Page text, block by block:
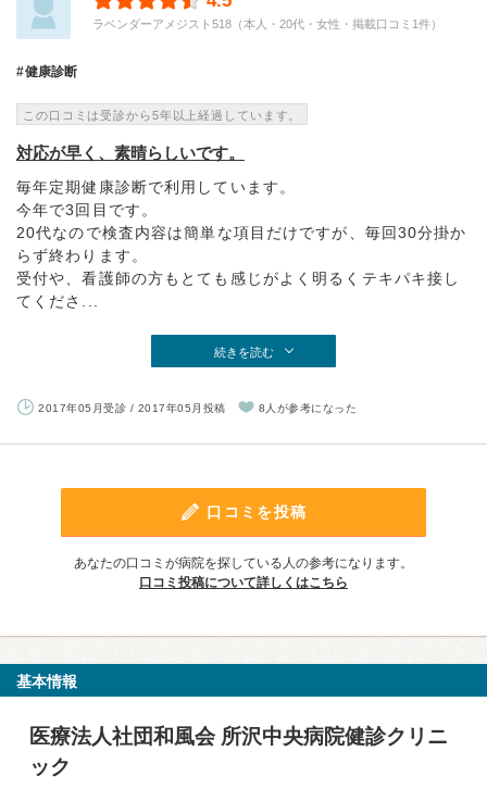
ラベンダーアメジスト518（本人・20代・女性・掲載口コミ1件）
健康診断
この口コミは受診から5年以上経過しています。
対応が早く、素晴らしいです。
毎年定期健康診断で利用しています。
今年で3回目です。
20代なので検査内容は簡単な項目だけですが、毎回30分掛か
らず終わります。
受付や、看護師の方もとても感じがよく明るくテキパキ接し
てくださ...
続きを読む
2017年05月受診 / 2017年05月投稿 8人が参考になった
口コミを投稿
あなたの口コミが病院を探している人の参考になります。
口コミ投稿について詳しくはこちら
基本情報
医療法人社団和風会 所沢中央病院健診クリニ
ック